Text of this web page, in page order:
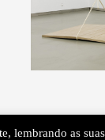
lembrando as